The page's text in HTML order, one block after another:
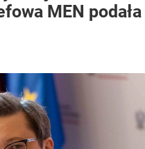
MEN podała